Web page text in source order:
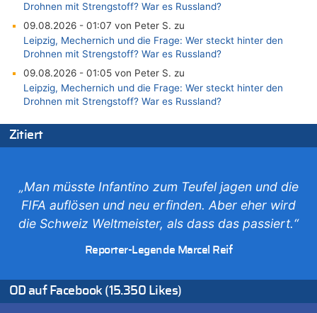
Drohnen mit Strengstoff? War es Russland?
09.08.2026 - 01:07 von Peter S. zu
Leipzig, Mechernich und die Frage: Wer steckt hinter den
Drohnen mit Strengstoff? War es Russland?
09.08.2026 - 01:05 von Peter S. zu
Leipzig, Mechernich und die Frage: Wer steckt hinter den
Drohnen mit Strengstoff? War es Russland?
Zweite Hitzewelle in diesem Sommer ist jetzt amtlich
08.08.2026 - 22:39 von Hugo Egon Bernhard von Sinnen zu
Politischer Eklat bei der Gedenkfeier in Marcinelle – Meloni:
„Schwerwiegende und beschämende Geste“
Politischer Eklat bei der Gedenkfeier in Marcinelle – Meloni:
08.08.2026 - 22:12 von Hugo Egon Bernhard von Sinnen zu
LESERBRIEF – Für lokale, dezentrale Energieproduktion
Zitiert
„Man müsste Infantino zum Teufel jagen und die
FIFA auflösen und neu erfinden. Aber eher wird
die Schweiz Weltmeister, als dass das passiert.“
Reporter-Legende Marcel Reif
OD auf Facebook (15.350 Likes)